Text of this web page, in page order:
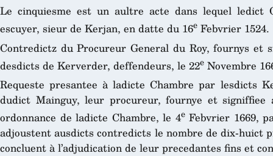
Le cinquiesme est un aultre acte dans lequel
escuyer, sieur de Kerjan, en datte du 16e Febvrier 1524.
Contredictz du Procureur General du Roy, fournys et
desdicts de Kerverder, deffendeurs, le 22e Novembre
Requeste presantee à ladicte Chambre par lesdicts
dudict Mainguy, leur procureur, fournye et signiffiee
ordonnance de ladicte Chambre, le 4eFebvrier 1669,
adjoustent ausdicts contredicts le nombre de dix-huict
concluent à l’adjudication de leur precedantes fins et